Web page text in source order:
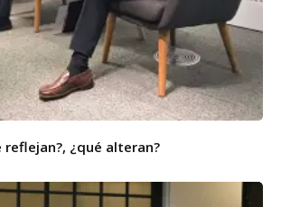
reflejan?, ¿qué alteran?